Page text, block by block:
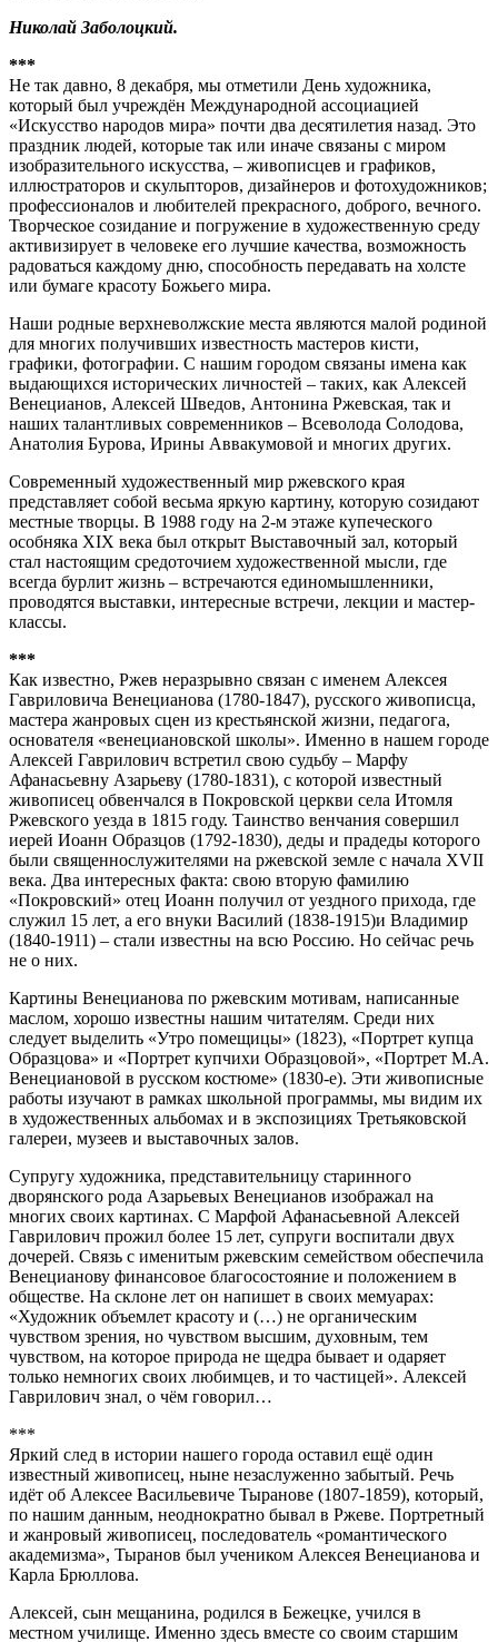
Николай Заболоцкий.
***
Не так давно, 8 декабря, мы отметили День художника,
который был учреждён Международной ассоциацией
«Искусство народов мира» почти два десятилетия назад. Это
праздник людей, которые так или иначе связаны с миром
изобразительного искусства, – живописцев и графиков,
иллюстраторов и скульпторов, дизайнеров и фотохудожников;
профессионалов и любителей прекрасного, доброго, вечного.
Творческое созидание и погружение в художественную среду
активизирует в человеке его лучшие качества, возможность
радоваться каждому дню, способность передавать на холсте
или бумаге красоту Божьего мира.
Наши родные верхневолжские места являются малой родиной
для многих получивших известность мастеров кисти,
графики, фотографии. С нашим городом связаны имена как
выдающихся исторических личностей – таких, как Алексей
Венецианов, Алексей Шведов, Антонина Ржевская, так и
наших талантливых современников – Всеволода Солодова,
Анатолия Бурова, Ирины Аввакумовой и многих других.
Современный художественный мир ржевского края
представляет собой весьма яркую картину, которую созидают
местные творцы. В 1988 году на 2-м этаже купеческого
особняка XIX века был открыт Выставочный зал, который
стал настоящим средоточием художественной мысли, где
всегда бурлит жизнь – встречаются единомышленники,
проводятся выставки, интересные встречи, лекции и мастер-
классы.
***
Как известно, Ржев неразрывно связан с именем Алексея
Гавриловича Венецианова (1780-1847), русского живописца,
мастера жанровых сцен из крестьянской жизни, педагога,
основателя «венециановской школы». Именно в нашем городе
Алексей Гаврилович встретил свою судьбу – Марфу
Афанасьевну Азарьеву (1780-1831), с которой известный
живописец обвенчался в Покровской церкви села Итомля
Ржевского уезда в 1815 году. Таинство венчания совершил
иерей Иоанн Образцов (1792-1830), деды и прадеды которого
были священнослужителями на ржевской земле с начала XVII
века. Два интересных факта: свою вторую фамилию
«Покровский» отец Иоанн получил от уездного прихода, где
служил 15 лет, а его внуки Василий (1838-1915)и Владимир
(1840-1911) – стали известны на всю Россию. Но сейчас речь
не о них.
Картины Венецианова по ржевским мотивам, написанные
маслом, хорошо известны нашим читателям. Среди них
следует выделить «Утро помещицы» (1823), «Портрет купца
Образцова» и «Портрет купчихи Образцовой», «Портрет М.А.
Венециановой в русском костюме» (1830-е). Эти живописные
работы изучают в рамках школьной программы, мы видим их
в художественных альбомах и в экспозициях Третьяковской
галереи, музеев и выставочных залов.
Супругу художника, представительницу старинного
дворянского рода Азарьевых Венецианов изображал на
многих своих картинах. С Марфой Афанасьевной Алексей
Гаврилович прожил более 15 лет, супруги воспитали двух
дочерей. Связь с именитым ржевским семейством обеспечила
Венецианову финансовое благосостояние и положением в
обществе. На склоне лет он напишет в своих мемуарах:
«Художник объемлет красоту и (…) не органическим
чувством зрения, но чувством высшим, духовным, тем
чувством, на которое природа не щедра бывает и одаряет
только немногих своих любимцев, и то частицей». Алексей
Гаврилович знал, о чём говорил…
***
Яркий след в истории нашего города оставил ещё один
известный живописец, ныне незаслуженно забытый. Речь
идёт об Алексее Васильевиче Тыранове (1807-1859), который,
по нашим данным, неоднократно бывал в Ржеве. Портретный
и жанровый живописец, последователь «романтического
академизма», Тыранов был учеником Алексея Венецианова и
Карла Брюллова.
Алексей, сын мещанина, родился в Бежецке, учился в
местном училище. Именно здесь вместе со своим старшим